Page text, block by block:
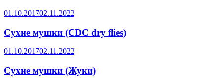
01.10.201702.11.2022
Сухие мушки (CDC dry flies)
01.10.201702.11.2022
Сухие мушки (Жуки)